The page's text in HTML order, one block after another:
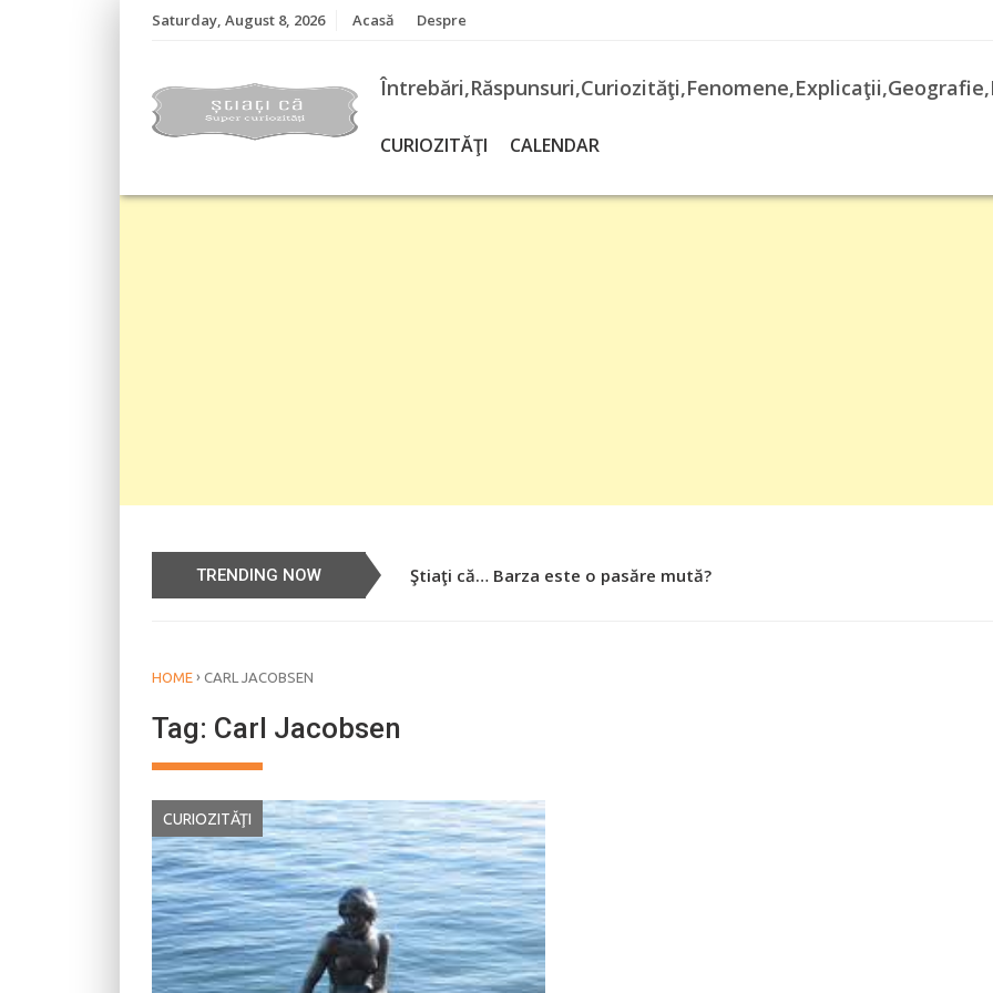
Saturday, August 8, 2026 Acasă Despre
CURIOZITĂŢI CALENDAR
TRENDING NOW Ştiaţi că… Barza este o pasăre mută?
Știați că… Roşiile îsi păstrează substanţele benefice organismului
HOME › CARL JACOBSEN
Tag: Carl Jacobsen
CURIOZITĂŢI